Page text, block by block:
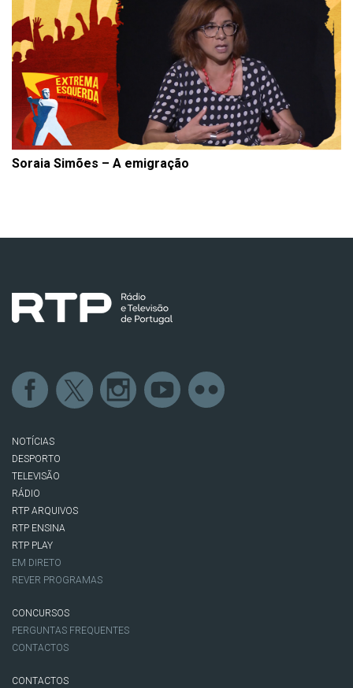
Soraia Simões – A emigração
NOTÍCIAS
DESPORTO
TELEVISÃO
RÁDIO
RTP ARQUIVOS
RTP ENSINA
RTP PLAY
EM DIRETO
REVER PROGRAMAS
CONCURSOS
PERGUNTAS FREQUENTES
CONTACTOS
CONTACTOS